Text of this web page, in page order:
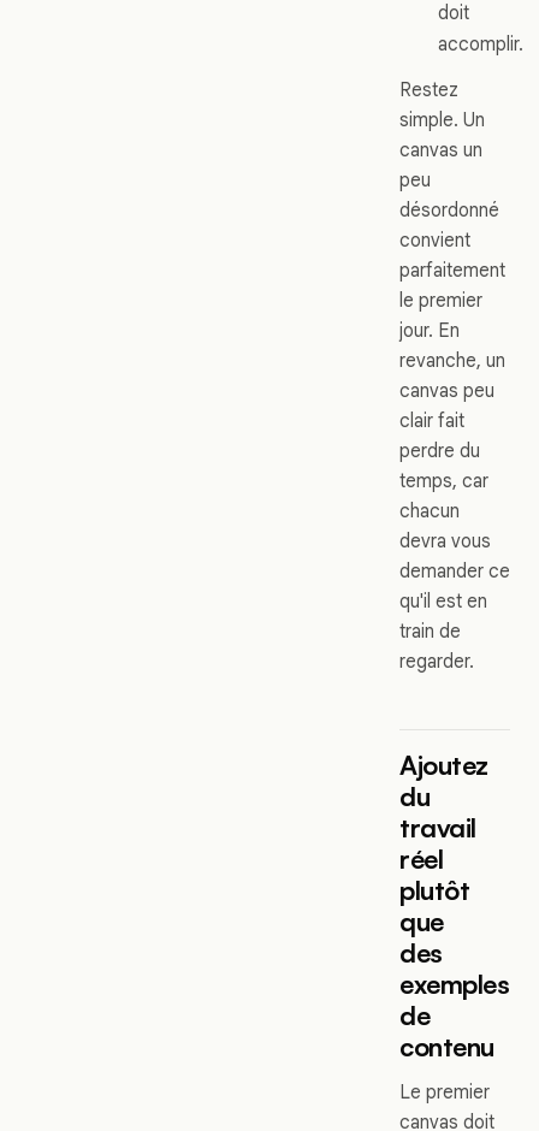
doit
accomplir.
Restez
simple. Un
canvas un
peu
désordonné
convient
parfaitement
le premier
jour. En
revanche, un
canvas peu
clair fait
perdre du
temps, car
chacun
devra vous
demander ce
qu'il est en
train de
regarder.
Ajoutez
du
travail
réel
plutôt
que
des
exemples
de
contenu
Le premier
canvas doit